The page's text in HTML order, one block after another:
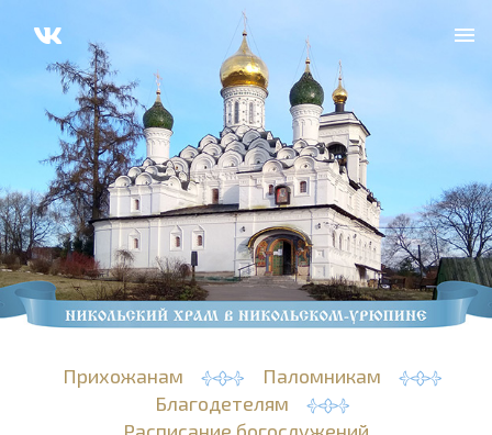
Прихожанам
Паломникам
Благодетелям